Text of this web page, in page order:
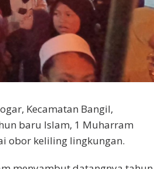
Kecamatan Bangil,
baru Islam, 1 Muharram
obor keliling lingkungan.